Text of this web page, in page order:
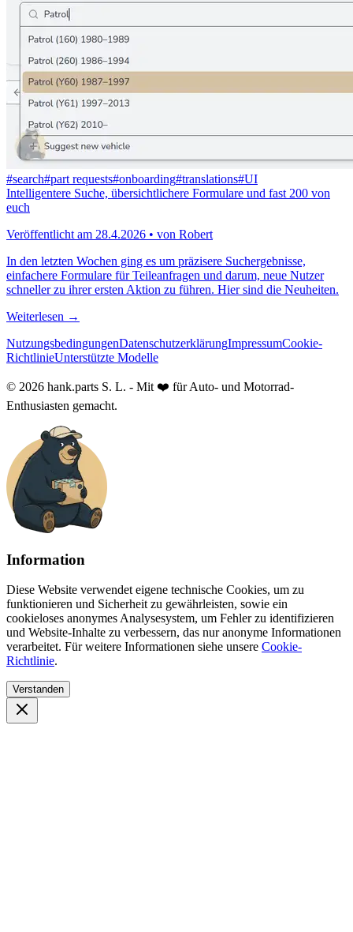
#search#part requests#onboarding#translations#UI
Intelligentere Suche, übersichtlichere Formulare und fast 200 von
euch
Veröffentlicht am 28.4.2026 • von Robert
In den letzten Wochen ging es um präzisere Suchergebnisse,
einfachere Formulare für Teileanfragen und darum, neue Nutzer
schneller zu ihrer ersten Aktion zu führen. Hier sind die Neuheiten.
Weiterlesen →
NutzungsbedingungenDatenschutzerklärungImpressumCookie-
RichtlinieUnterstützte Modelle
© 2026 hank.parts S. L. - Mit ❤️ für Auto- und Motorrad-
Enthusiasten gemacht.
Information
Diese Website verwendet eigene technische Cookies, um zu
funktionieren und Sicherheit zu gewährleisten, sowie ein
cookieloses anonymes Analysesystem, um Fehler zu identifizieren
und Website-Inhalte zu verbessern, das nur anonyme Informationen
verarbeitet. Für weitere Informationen siehe unsere Cookie-
Richtlinie.
Verstanden